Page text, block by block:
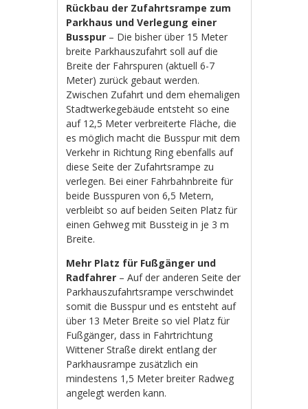
Rückbau der Zufahrtsrampe zum
Parkhaus und Verlegung einer
Busspur – Die bisher über 15 Meter
breite Parkhauszufahrt soll auf die
Breite der Fahrspuren (aktuell 6-7
Meter) zurück gebaut werden.
Zwischen Zufahrt und dem ehemaligen
Stadtwerkegebäude entsteht so eine
auf 12,5 Meter verbreiterte Fläche, die
es möglich macht die Busspur mit dem
Verkehr in Richtung Ring ebenfalls auf
diese Seite der Zufahrtsrampe zu
verlegen. Bei einer Fahrbahnbreite für
beide Busspuren von 6,5 Metern,
verbleibt so auf beiden Seiten Platz für
einen Gehweg mit Bussteig in je 3 m
Breite.
Mehr Platz für Fußgänger und
Radfahrer – Auf der anderen Seite der
Parkhauszufahrtsrampe verschwindet
somit die Busspur und es entsteht auf
über 13 Meter Breite so viel Platz für
Fußgänger, dass in Fahrtrichtung
Wittener Straße direkt entlang der
Parkhausrampe zusätzlich ein
mindestens 1,5 Meter breiter Radweg
angelegt werden kann.